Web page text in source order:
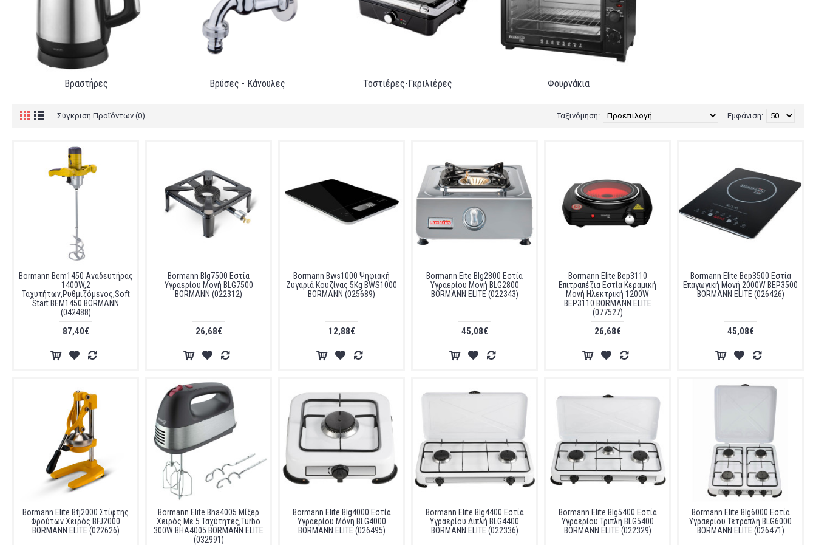
Βραστήρες Βρύσες - Κάνουλες Τοστιέρες-Γκριλιέρες Φουρνάκια
Σύγκριση Προϊόντων (0) Εμφάνιση:
Ταξινόμηση:
Bormann Bem1450 Αναδευτήρας
1400W,2
Ταχυτήτων,Ρυθμιζόμενος,Soft
Start BEM1450 BORMANN
(042488)
87,40€
Bormann Blg7500 Εστία
Υγραερίου Μονή BLG7500
BORMANN (022312)
26,68€
Bormann Bws1000 Ψηφιακή
Ζυγαριά Κουζίνας 5Kg BWS1000
BORMANN (025689)
12,88€
Bormann Eite Blg2800 Εστία
Υγραερίου Μονή BLG2800
BORMANN ELITE (022343)
45,08€
Bormann Elite Bep3110
Επιτραπέζια Εστία Κεραμική
Μονή Ηλεκτρική 1200W
BEP3110 BORMANN ELITE
(077527)
26,68€
Bormann Elite Bep3500 Εστία
Επαγωγική Μονή 2000W BEP3500
BORMANN ELITE (026426)
45,08€
Bormann Elite Bfj2000 Στίφτης
Φρούτων Χειρός BFJ2000
BORMANN ELITE (022626)
Bormann Elite Bha4005 Μίξερ
Χειρός Με 5 Ταχύτητες,Turbo
300W BHA4005 BORMANN ELITE
(032991)
Bormann Elite Blg4000 Εστία
Υγραερίου Μόνη BLG4000
BORMANN ELITE (026495)
Bormann Elite Blg4400 Εστία
Υγραερίου Διπλή BLG4400
BORMANN ELITE (022336)
Bormann Elite Blg5400 Εστία
Υγραερίου Τριπλή BLG5400
BORMANN ELITE (022329)
Bormann Elite Blg6000 Εστία
Υγραερίου Τετραπλή BLG6000
BORMANN ELITE (026471)